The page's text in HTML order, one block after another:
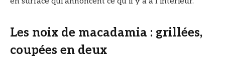
Les noix de macadamia : grillées,
coupées en deux